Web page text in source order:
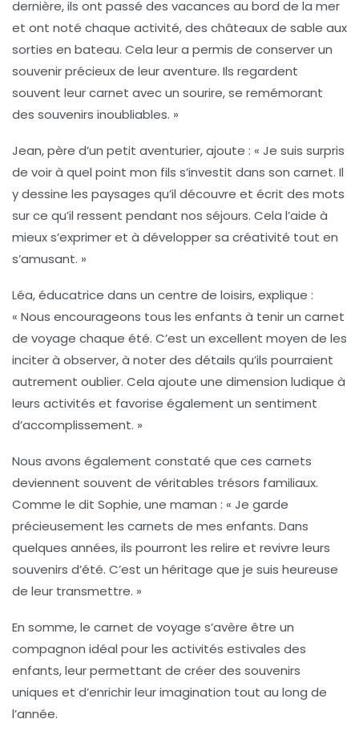
dernière, ils ont passé des vacances au bord de la mer
et ont noté chaque activité, des châteaux de sable aux
sorties en bateau. Cela leur a permis de conserver un
souvenir précieux de leur aventure. Ils regardent
souvent leur carnet avec un sourire, se remémorant
des souvenirs inoubliables. »
Jean, père d’un petit aventurier, ajoute : « Je suis surpris
de voir à quel point mon fils s’investit dans son carnet. Il
y dessine les paysages qu’il découvre et écrit des mots
sur ce qu’il ressent pendant nos séjours. Cela l’aide à
mieux s’exprimer et à développer sa créativité tout en
s’amusant. »
Léa, éducatrice dans un centre de loisirs, explique :
« Nous encourageons tous les enfants à tenir un carnet
de voyage chaque été. C’est un excellent moyen de les
inciter à observer, à noter des détails qu’ils pourraient
autrement oublier. Cela ajoute une dimension ludique à
leurs activités et favorise également un sentiment
d’accomplissement. »
Nous avons également constaté que ces carnets
deviennent souvent de véritables trésors familiaux.
Comme le dit Sophie, une maman : « Je garde
précieusement les carnets de mes enfants. Dans
quelques années, ils pourront les relire et revivre leurs
souvenirs d’été. C’est un héritage que je suis heureuse
de leur transmettre. »
En somme, le carnet de voyage s’avère être un
compagnon idéal pour les activités estivales des
enfants, leur permettant de créer des souvenirs
uniques et d’enrichir leur imagination tout au long de
l’année.